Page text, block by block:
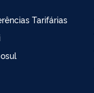
Tarifárias